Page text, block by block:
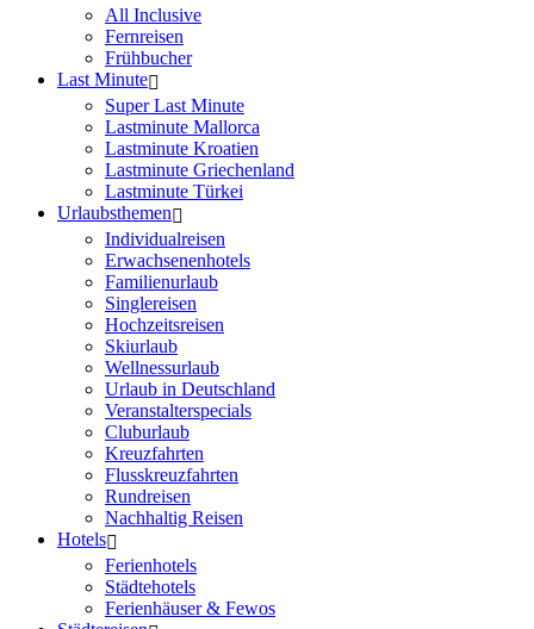
All Inclusive
Fernreisen
Frühbucher
Last Minute
Super Last Minute
Lastminute Mallorca
Lastminute Kroatien
Lastminute Griechenland
Lastminute Türkei
Urlaubsthemen
Individualreisen
Erwachsenenhotels
Familienurlaub
Singlereisen
Hochzeitsreisen
Skiurlaub
Wellnessurlaub
Urlaub in Deutschland
Veranstalterspecials
Cluburlaub
Kreuzfahrten
Flusskreuzfahrten
Rundreisen
Nachhaltig Reisen
Hotels
Ferienhotels
Städtehotels
Ferienhäuser & Fewos